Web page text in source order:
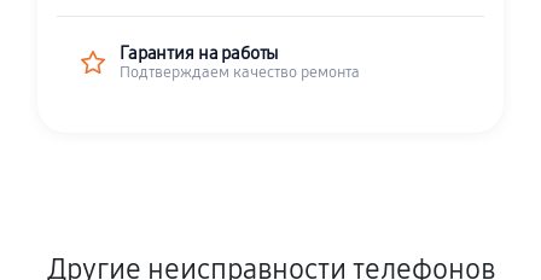
Гарантия на работы
Подтверждаем качество ремонта
Другие неисправности телефонов